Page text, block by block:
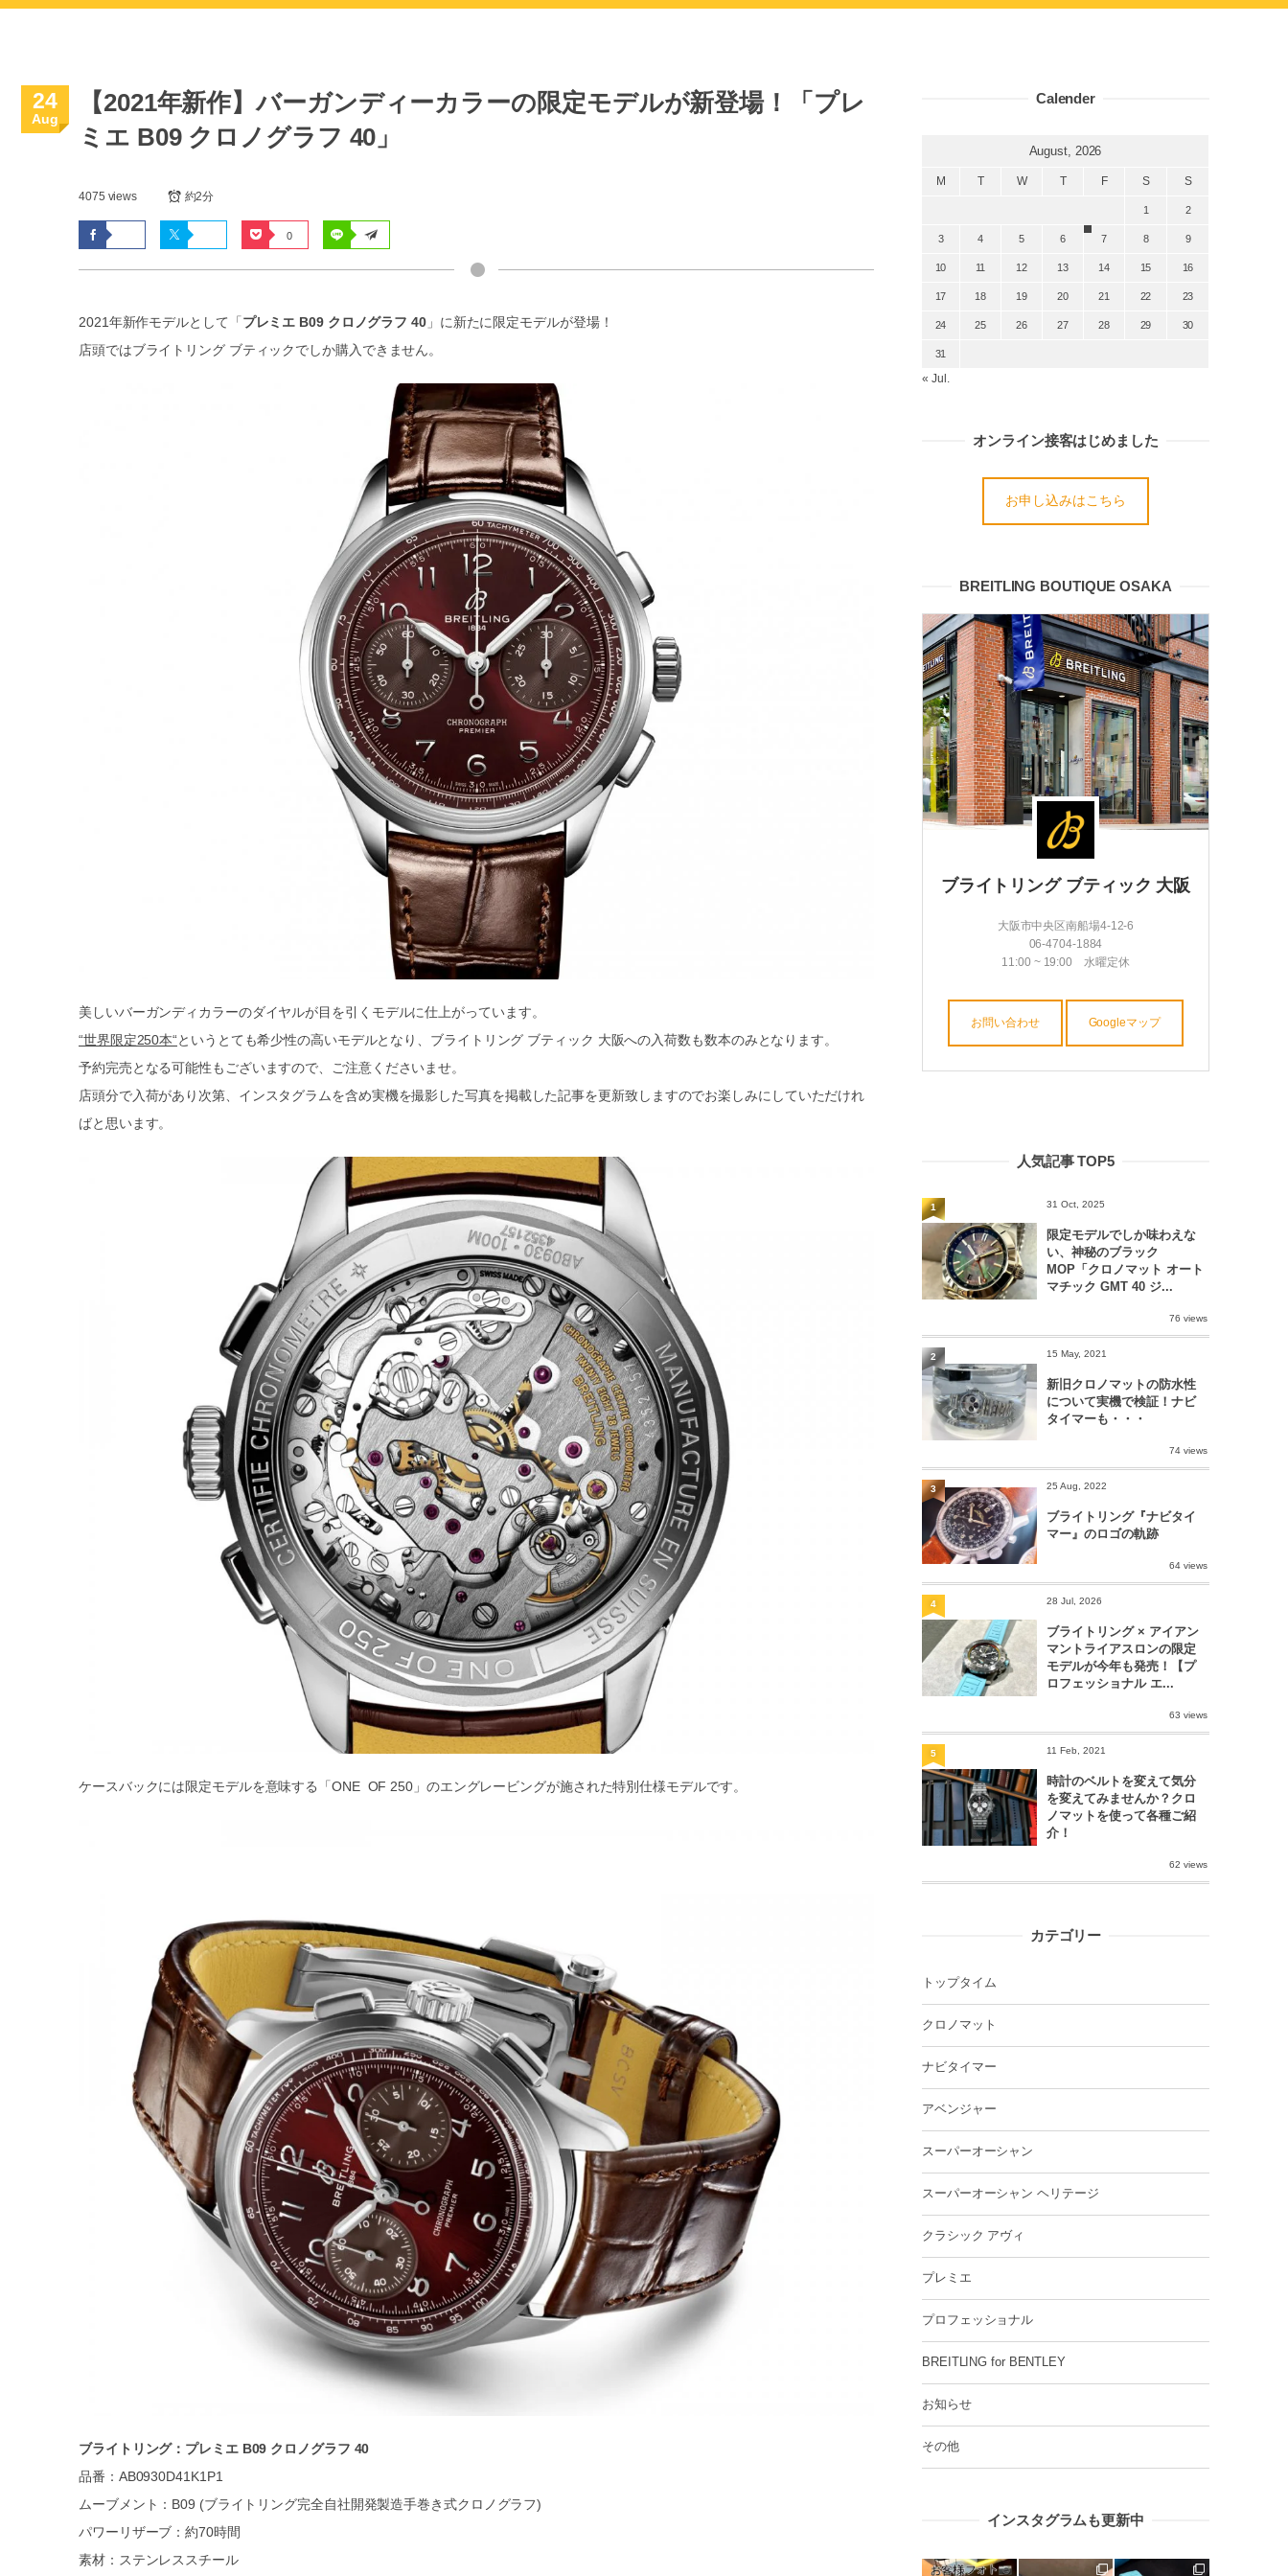
24
Aug
【2021年新作】バーガンディーカラーの限定モデルが新登場！「プレ
ミエ B09 クロノグラフ 40」
4075 views 約2分
0
2021年新作モデルとして「プレミエ B09 クロノグラフ 40」に新たに限定モデルが登場！
店頭ではブライトリング ブティックでしか購入できません。
美しいバーガンディカラーのダイヤルが目を引くモデルに仕上がっています。
“世界限定250本“というとても希少性の高いモデルとなり、ブライトリング ブティック 大阪への入荷数も数本のみとなります。
予約完売となる可能性もございますので、ご注意くださいませ。
店頭分で入荷があり次第、インスタグラムを含め実機を撮影した写真を掲載した記事を更新致しますのでお楽しみにしていただけれ
ばと思います。
ケースバックには限定モデルを意味する「ONE OF 250」のエングレービングが施された特別仕様モデルです。
ブライトリング：プレミエ B09 クロノグラフ 40
品番：AB0930D41K1P1
ムーブメント：B09 (ブライトリング完全自社開発製造手巻き式クロノグラフ)
パワーリザーブ：約70時間
素材：ステンレススチール
Calender
August, 2026
M T W T F S S
1 2
3 4 5 6 7 8 9
10 11 12 13 14 15 16
17 18 19 20 21 22 23
24 25 26 27 28 29 30
31
« Jul.
オンライン接客はじめました
お申し込みはこちら
BREITLING BOUTIQUE OSAKA
ブライトリング ブティック 大阪
大阪市中央区南船場4-12-6
06-4704-1884
11:00 ~ 19:00 水曜定休
お問い合わせ Googleマップ
人気記事 TOP5
31 Oct, 2025
限定モデルでしか味わえな
い、神秘のブラック
MOP「クロノマット オート
マチック GMT 40 ジ...
76 views
1
15 May, 2021
新旧クロノマットの防水性
について実機で検証！ナビ
タイマーも・・・
74 views
2
25 Aug, 2022
ブライトリング『ナビタイ
マー』のロゴの軌跡
64 views
3
28 Jul, 2026
ブライトリング × アイアン
マントライアスロンの限定
モデルが今年も発売！【プ
ロフェッショナル エ...
63 views
4
11 Feb, 2021
時計のベルトを変えて気分
を変えてみませんか？クロ
ノマットを使って各種ご紹
介！
62 views
5
カテゴリー
トップタイム
クロノマット
ナビタイマー
アベンジャー
スーパーオーシャン
スーパーオーシャン ヘリテージ
クラシック アヴィ
プレミエ
プロフェッショナル
BREITLING for BENTLEY
お知らせ
その他
インスタグラムも更新中